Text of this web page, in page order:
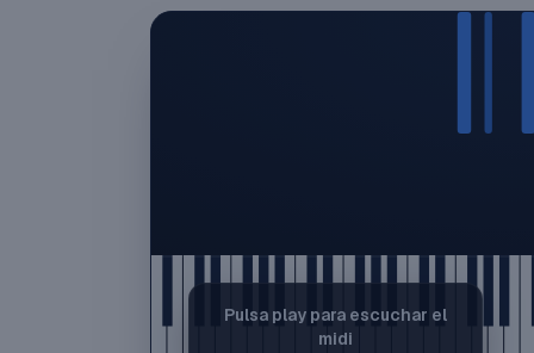
Pulsa play para escuchar el
midi